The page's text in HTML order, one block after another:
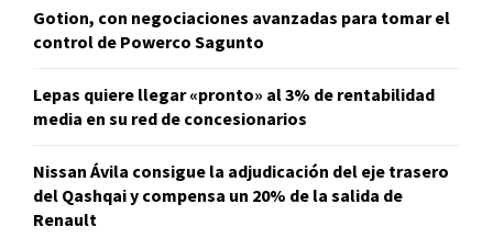
Gotion, con negociaciones avanzadas para tomar el
control de Powerco Sagunto
Lepas quiere llegar «pronto» al 3% de rentabilidad
media en su red de concesionarios
Nissan Ávila consigue la adjudicación del eje trasero
del Qashqai y compensa un 20% de la salida de
Renault